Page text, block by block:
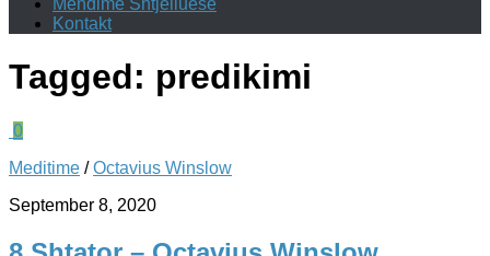
Mendime Shtjelluese
Kontakt
Tagged: predikimi
0
Meditime /Octavius Winslow
September 8, 2020